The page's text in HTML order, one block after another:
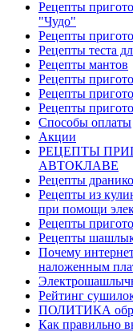
Рецепты
"Чудо"
Рецепты
Рецепты теста
Рецепты мантов
Рецепты
Рецепты
Рецепты
Способы оплаты
Акции
РЕЦЕПТЫ
АВТОКЛАВЕ
Рецепты
Рецепты из
при помощи
Рецепты
Рецепты
Почему
наложенным
Рейтинг
ПОЛИТИКА
Как правильно